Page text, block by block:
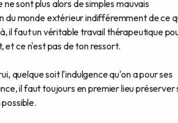
sont plus alors de simples mauvais
du monde extérieur indifféremment de ce
il faut un véritable travail thérapeutique
et ce n'est pas de ton ressort.
quelque soit l'indulgence qu'on a pour ses
il faut toujours en premier lieu préserver